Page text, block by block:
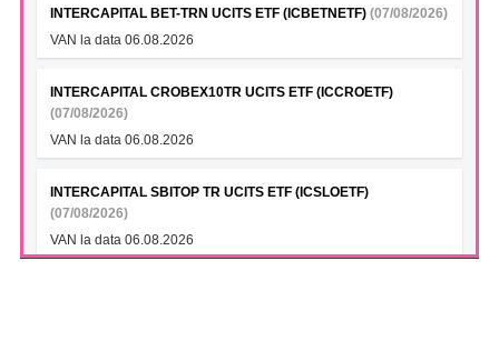
INTERCAPITAL BET-TRN UCITS ETF (ICBETNETF) (07/08/2026)
VAN la data 06.08.2026
INTERCAPITAL CROBEX10TR UCITS ETF (ICCROETF)
(07/08/2026)
VAN la data 06.08.2026
INTERCAPITAL SBITOP TR UCITS ETF (ICSLOETF)
(07/08/2026)
VAN la data 06.08.2026